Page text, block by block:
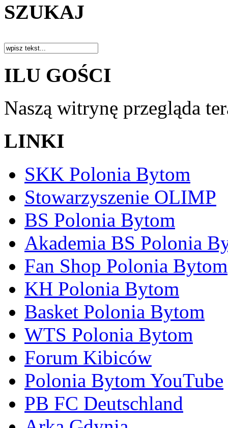
SZUKAJ
ILU GOŚCI
Naszą witrynę przegląda
LINKI
SKK Polonia Bytom
Stowarzyszenie OLIMP
BS Polonia Bytom
Akademia BS Polonia
Fan Shop Polonia Bytom
KH Polonia Bytom
Basket Polonia Bytom
WTS Polonia Bytom
Forum Kibiców
Polonia Bytom YouTube
PB FC Deutschland